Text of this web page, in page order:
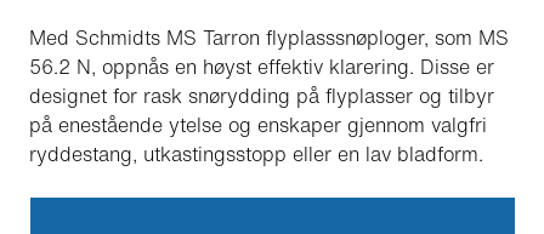
Med Schmidts MS Tarron flyplasssnøploger, som MS
56.2 N, oppnås en høyst effektiv klarering. Disse er
designet for rask snørydding på flyplasser og tilbyr
på enestående ytelse og enskaper gjennom valgfri
ryddestang, utkastingsstopp eller en lav bladform.